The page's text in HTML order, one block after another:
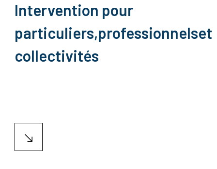
Intervention pour
particuliers,professionnelset
collectivités